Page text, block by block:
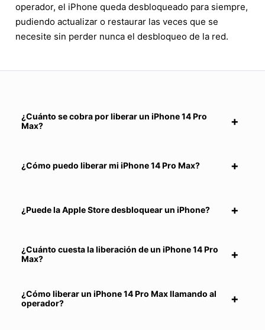
operador, el iPhone queda desbloqueado para siempre,
pudiendo actualizar o restaurar las veces que se
necesite sin perder nunca el desbloqueo de la red.
¿Cuánto se cobra por liberar un iPhone 14 Pro
Max?
¿Cómo puedo liberar mi iPhone 14 Pro Max?
¿Puede la Apple Store desbloquear un iPhone?
¿Cuánto cuesta la liberación de un iPhone 14 Pro
Max?
¿Cómo liberar un iPhone 14 Pro Max llamando al
operador?